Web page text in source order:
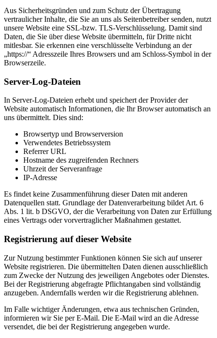
Aus Sicherheitsgründen und zum Schutz der Übertragung
vertraulicher Inhalte, die Sie an uns als Seitenbetreiber senden, nutzt
unsere Website eine SSL-bzw. TLS-Verschlüsselung. Damit sind
Daten, die Sie über diese Website übermitteln, für Dritte nicht
mitlesbar. Sie erkennen eine verschlüsselte Verbindung an der
„https://“ Adresszeile Ihres Browsers und am Schloss-Symbol in der
Browserzeile.
Server-Log-Dateien
In Server-Log-Dateien erhebt und speichert der Provider der
Website automatisch Informationen, die Ihr Browser automatisch an
uns übermittelt. Dies sind:
Browsertyp und Browserversion
Verwendetes Betriebssystem
Referrer URL
Hostname des zugreifenden Rechners
Uhrzeit der Serveranfrage
IP-Adresse
Es findet keine Zusammenführung dieser Daten mit anderen
Datenquellen statt. Grundlage der Datenverarbeitung bildet Art. 6
Abs. 1 lit. b DSGVO, der die Verarbeitung von Daten zur Erfüllung
eines Vertrags oder vorvertraglicher Maßnahmen gestattet.
Registrierung auf dieser Website
Zur Nutzung bestimmter Funktionen können Sie sich auf unserer
Website registrieren. Die übermittelten Daten dienen ausschließlich
zum Zwecke der Nutzung des jeweiligen Angebotes oder Dienstes.
Bei der Registrierung abgefragte Pflichtangaben sind vollständig
anzugeben. Andernfalls werden wir die Registrierung ablehnen.
Im Falle wichtiger Änderungen, etwa aus technischen Gründen,
informieren wir Sie per E-Mail. Die E-Mail wird an die Adresse
versendet, die bei der Registrierung angegeben wurde.